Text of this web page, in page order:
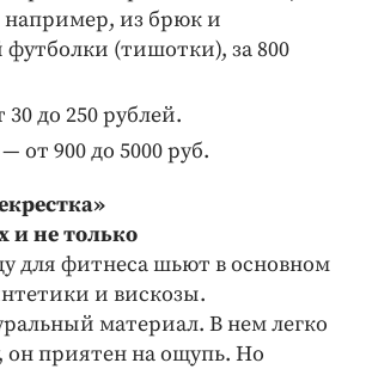
из брюк и
(тишотки), за 800
до 250 рублей.
от 900 до 5000 руб.
и не только
для фитнеса шьют в основном
и вискозы.
материал. В нем легко
он приятен на ощупь. Но